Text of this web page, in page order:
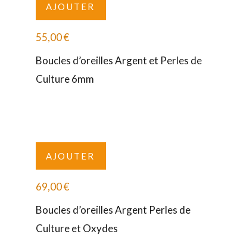
AJOUTER
55,00€
Boucles d’oreilles Argent et Perles de
Culture 6mm
AJOUTER
69,00€
Boucles d’oreilles Argent Perles de
Culture et Oxydes